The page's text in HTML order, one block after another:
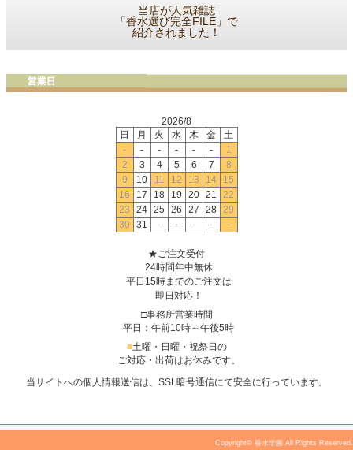
当店が人気雑誌
「香水選び完全FILE」で
紹介されました！
2026/8
日
月 火 水 木 金
土
-
- - - - -
1
2
3 4 5 6 7
8
9
10 11 12 13 14
15
16
17 18 19 20 21
22
23
24 25 26 27 28 29
30
31 - - - - -
★ご注文受付
24時間年中無休
平日15時までのご注文は
即日対応！
□事務所営業時間
平日：午前10時～午後5時
■土曜・日曜・祝祭日の
ご対応・出荷はお休みです。
当サイトへの個人情報送信は、SSL暗号通信にて安全に行っています。
Copyright© 香水学園 All Rights Reserved.